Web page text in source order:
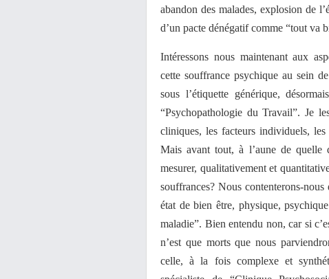
abandon des malades, explosion de
d’un pacte dénégatif comme “tout va
Intéressons nous maintenant aux
cette souffrance psychique au sein
sous l’étiquette générique,
“Psychopathologie du Travail”. Je
cliniques, les facteurs individuels,
Mais avant tout, à l’aune de quelle
mesurer, qualitativement et
souffrances? Nous contenterons-
état de bien être, physique,
maladie”. Bien entendu non, car si
n’est que morts que nous
celle, à la fois complexe et